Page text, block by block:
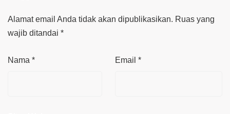
Alamat email Anda tidak akan dipublikasikan. Ruas yang
wajib ditandai *
Nama * Email *